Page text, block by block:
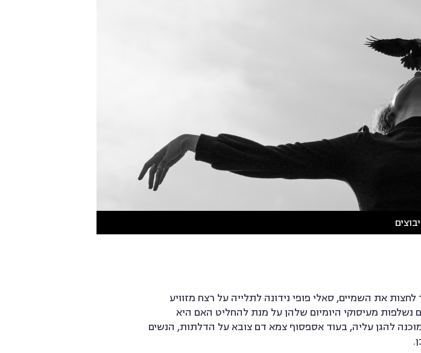
האמור לחצות את השמיים, סאלי פופי נידונה לתלייה על רצח מזוויע
לאחר שהיא טוענת שהיא בהריון, חבר מושבעות של 12 נשים נשלפות מעיסוקי היומיום שלהן על מנת להחליט האם היא
להגן עליה, בעוד אספסוף צמא דם צובא על הדלתות, הנשים